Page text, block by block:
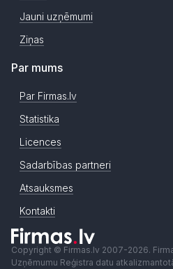
Jauni uzņēmumi
Ziņas
Par mums
Par Firmas.lv
Statistika
Licences
Sadarbības partneri
Atsauksmes
Kontakti
Copyright © Firmas.lv 2007-2026.
Uzņēmumu Reģistra datu